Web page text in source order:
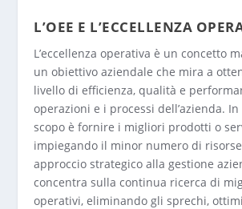
L’OEE E L’ECCELLENZA
L’eccellenza operativa è un concetto
un obiettivo aziendale che mira a
livello di efficienza, qualità e
operazioni e i processi dell’azienda.
scopo è fornire i migliori prodotti o
impiegando il minor numero di
approccio strategico alla gestione
concentra sulla continua ricerca di
operativi, eliminando gli sprechi,